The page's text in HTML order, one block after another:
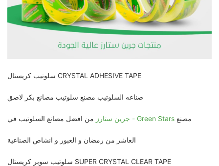
سلوتيب كريستال CRYSTAL ADHESIVE TAPE
صناعه السلوتيب مصنع سلوتيب مصانع بكر لاصق
مصنع جرين ستارز - Green Stars من افضل مصانع السلوتيب في
العاشر من رمضان و العبور و انشاص الصناعية
سلوتيب سوبر كريستال SUPER CRYSTAL CLEAR TAPE